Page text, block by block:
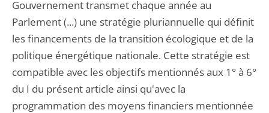
Gouvernement transmet chaque année au
Parlement (...) une stratégie pluriannuelle qui définit
les financements de la transition écologique et de la
politique énergétique nationale. Cette stratégie est
compatible avec les objectifs mentionnés aux 1° à 6°
du I du présent article ainsi qu'avec la
programmation des moyens financiers mentionnée